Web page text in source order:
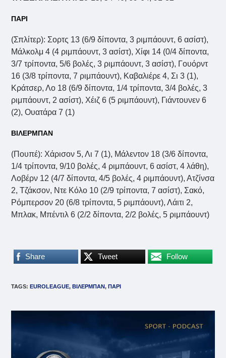
ΠΑΡΙ
(Σπλίτερ): Σορτς 13 (6/9 δίποντα, 3 ριμπάουντ, 6 ασίστ),
Μάλκολμ 4 (4 ριμπάουντ, 3 ασίστ), Χίφι 14 (0/4 δίποντα,
3/7 τρίποντα, 5/6 βολές, 3 ριμπάουντ, 3 ασίστ), Γουόρντ
16 (3/8 τρίποντα, 7 ριμπάουντ), Καβαλιέρε 4, Σι 3 (1),
Κράτσερ, Λο 18 (6/9 δίποντα, 1/4 τρίποντα, 3/4 βολές, 3
ριμπάουντ, 2 ασίστ), Χέιζ 6 (5 ριμπάουντ), Γιάντουνεν 6
(2), Ουατάρα 7 (1)
ΒΙΛΕΡΜΠΑΝ
(Πουπέ): Χάρισον 5, Λι 7 (1), Μάλεντον 18 (3/6 δίποντα,
1/4 τρίποντα, 9/10 βολές, 4 ριμπάουντ, 6 ασίστ, 4 λάθη),
Λοβέρν 12 (4/7 δίποντα, 4/5 βολές, 4 ριμπάουντ), Ατζίνσα
2, Τζάκσον, Ντε Κόλο 10 (2/9 τρίποντα, 7 ασίστ), Σακό,
Ρόμπερσον 20 (6/8 τρίποντα, 5 ριμπάουντ), Λάιτι 2,
Μπλακ, Μπέντιλ 6 (2/2 δίποντα, 2/2 βολές, 5 ριμπάουντ)
Share Tweet Follow
TAGS:EUROLEAGUE, ΒΙΛΕΡΜΠΑΝ, ΠΑΡΙ